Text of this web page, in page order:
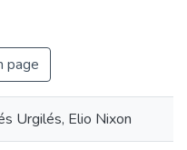
page
Urgilés, Elio Nixon